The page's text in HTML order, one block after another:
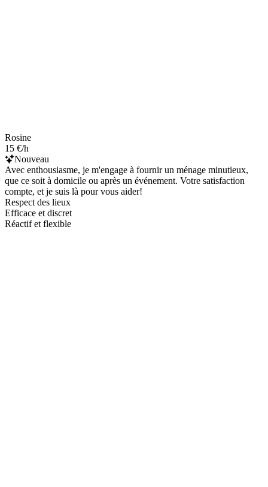
Rosine
15 €/h
Nouveau
Avec enthousiasme, je m'engage à fournir un ménage minutieux,
que ce soit à domicile ou après un événement. Votre satisfaction
compte, et je suis là pour vous aider!
Respect des lieux
Efficace et discret
Réactif et flexible